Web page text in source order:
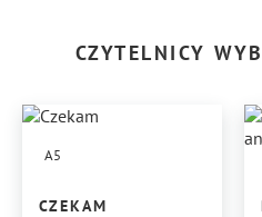
CZYTELNICY
A5
CZEKAM